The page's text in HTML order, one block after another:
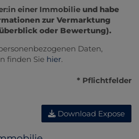
einer Immobilie und habe
zur Vermarktung
oder Bewertung).
Daten,
finden Sie hier.
* Pflichtfelder
Download Expose